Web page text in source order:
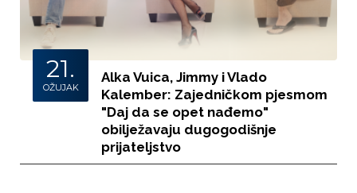
21.
OŽUJAK
Alka Vuica, Jimmy i Vlado
Kalember: Zajedničkom pjesmom
"Daj da se opet nađemo"
obilježavaju dugogodišnje
prijateljstvo